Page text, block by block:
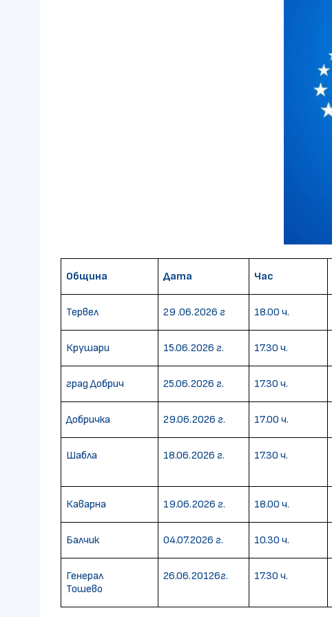
Община Дата Час
Тервел 29 .06.2026 г 18.00 ч.
Крушари 15.06.2026 г. 17.30 ч.
град Добрич 25.06.2026 г. 17.30 ч.
Добричка 29.06.2026 г. 17.00 ч.
Шабла 18.06.2026 г. 17.30 ч.
Каварна 19.06.2026 г. 18.00 ч.
Балчик 04.07.2026 г. 10.30 ч.
Генерал
Тошево
26.06.20126г. 17.30 ч.